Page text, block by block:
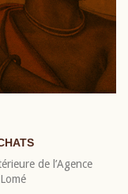
de l’Agence